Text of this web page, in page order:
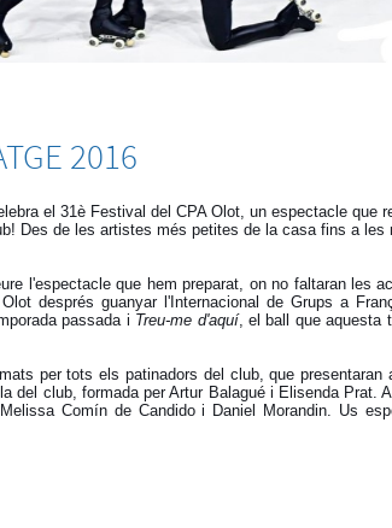
2016
el 31è Festival del CPA Olot, un espectacle que
Des de les artistes més petites de la casa fins a
l'espectacle que hem preparat, on no faltaran les
després guanyar l'Internacional de Grups a
passada i Treu-me d'aquí, el ball que aquesta
per tots els patinadors del club, que
del club, formada per Artur Balagué i Elisenda Prat.
Comín de Candido i Daniel Morandin. Us